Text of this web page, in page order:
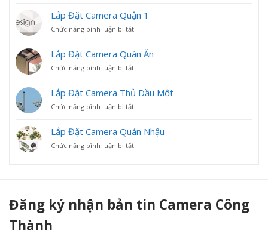
Đặt
Camera
Thuận
Lắp Đặt Camera Quận 1
Chức năng bình luận bị tắtở
Đặt
Camera
Quận
Lắp Đặt Camera Quán Ăn
Chức năng bình luận bị tắtở
Đặt
Camera
Quán
Lắp Đặt Camera Thủ Dầu Một
Chức năng bình luận bị tắtở
Đặt
Camera
Thủ
Lắp Đặt Camera Quán Nhậu
Chức năng bình luận bị tắtở
Đăng ký nhận bản tin Camera Công
Thành